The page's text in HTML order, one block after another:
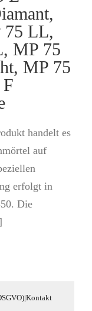
75 LL,
MP 75
MP 75
handelt es
auf
erfolgt in
Die
|Kontakt